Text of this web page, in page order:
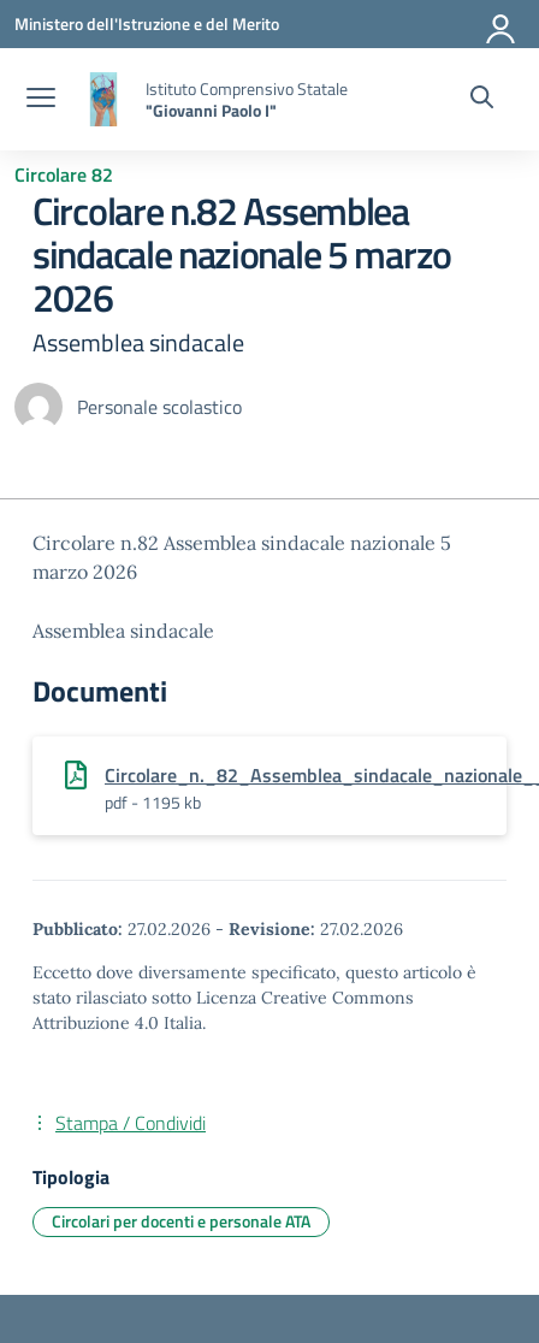
Vai ai contenuti
Vai al menu di navigazione
Vai al footer
Ministero dell'Istruzione e del Merito
Istituto Comprensivo Statale
"Giovanni Paolo I"
Circolare 82
Circolare n.82 Assemblea
sindacale nazionale 5 marzo
2026
Assemblea sindacale
Personale scolastico
Circolare n.82 Assemblea sindacale nazionale 5
marzo 2026
Assemblea sindacale
Documenti
pdf - 1195 kb
Pubblicato: 27.02.2026 - Revisione: 27.02.2026
Eccetto dove diversamente specificato, questo articolo è
stato rilasciato sotto Licenza Creative Commons
Attribuzione 4.0 Italia.
Stampa / Condividi
Tipologia
Circolari per docenti e personale ATA